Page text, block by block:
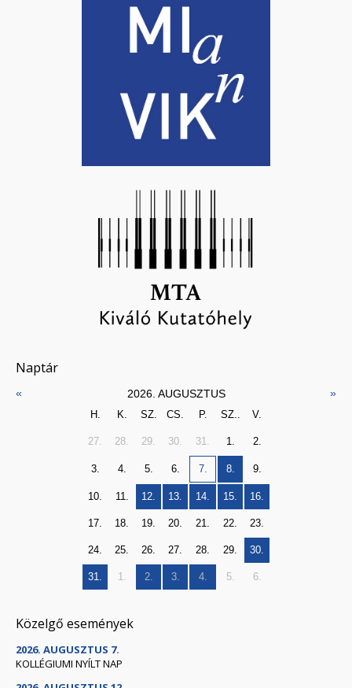
Naptár
« 2026. AUGUSZTUS »
H. K. SZ. CS. P. SZ.. V.
27. 28. 29. 30. 31. 1. 2.
3. 4. 5. 6. 7. 8. 9.
10. 11. 12. 13. 14. 15. 16.
17. 18. 19. 20. 21. 22. 23.
24. 25. 26. 27. 28. 29. 30.
31. 1. 2. 3. 4. 5. 6.
Közelgő események
2026. AUGUSZTUS 7.
KOLLÉGIUMI NYÍLT NAP